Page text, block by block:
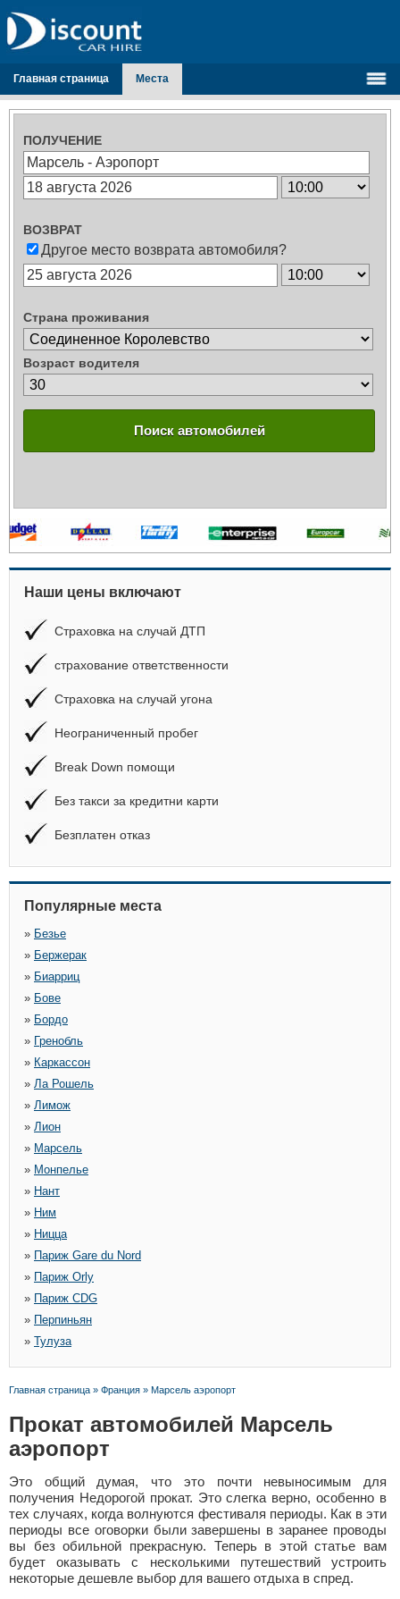
Главная страница Места
ПОЛУЧЕНИЕ
ВОЗВРАТ
Другое место возврата автомобиля?
Страна проживания
Возраст водителя
Поиск автомобилей
Наши цены включают
Страховка на случай ДТП
страхование ответственности
Страховка на случай угона
Неограниченный пробег
Break Down помощи
Без такси за кредитни карти
Безплатен отказ
Популярные места
» Безье
» Бержерак
» Биарриц
» Бове
» Бордо
» Гренобль
» Каркассон
» Ла Рошель
» Лимож
» Лион
» Марсель
» Монпелье
» Нант
» Ним
» Ницца
» Париж Gare du Nord
» Париж Orly
» Париж CDG
» Перпиньян
» Тулуза
Главная страница » Франция » Марсель аэропорт
Прокат автомобилей Марсель
аэропорт
Это общий думая, что это почти невыносимым для
получения Недорогой прокат. Это слегка верно, особенно в
тех случаях, когда волнуются фестиваля периоды. Как в эти
периоды все оговорки были завершены в заранее проводы
вы без обильной прекрасную. Теперь в этой статье вам
будет оказывать с несколькими путешествий устроить
некоторые дешевле выбор для вашего отдыха в спред.